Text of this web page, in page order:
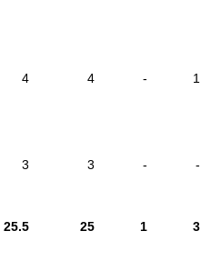
1
-
4
4
-
-
3
3
3
1
25
25.5